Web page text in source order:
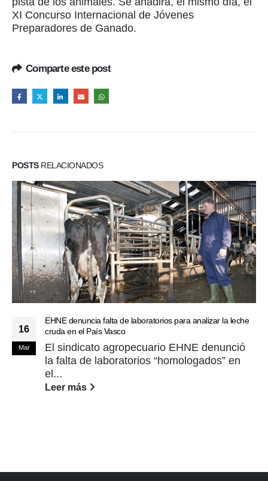
XI Concurso Internacional de Jóvenes
Preparadores de Ganado.
Comparte este post
POSTSRELACIONADOS
16
Mar
EHNE denuncia falta de laboratorios para analizar la leche
cruda en el País Vasco
El sindicato agropecuario EHNE denunció
la falta de laboratorios “homologados” en
el...
Leer más